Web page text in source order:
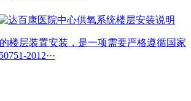
楼层装置安装，是一项需要严格遵循国家
2012···